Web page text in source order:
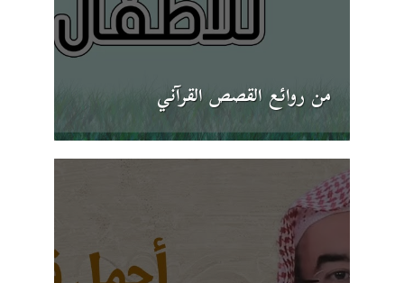
من روائع القصص القرآني